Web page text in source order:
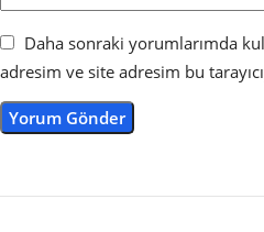
Daha sonraki yorumlarımda
adresim ve site adresim bu